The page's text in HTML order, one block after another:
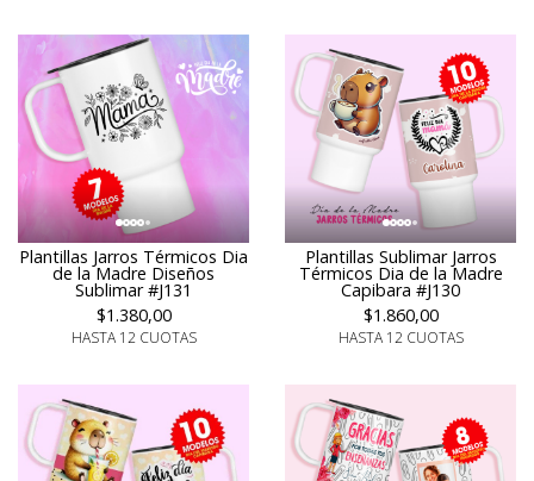
Plantillas Jarros Térmicos Dia
de la Madre Diseños
Sublimar #J131
$1.380,00
HASTA 12 CUOTAS
Plantillas Sublimar Jarros
Térmicos Dia de la Madre
Capibara #J130
$1.860,00
HASTA 12 CUOTAS